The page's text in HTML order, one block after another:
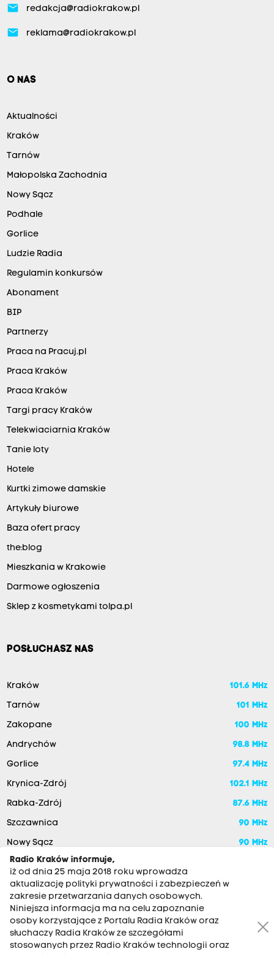
email redakcja@radiokrakow.pl
email reklama@radiokrakow.pl
O NAS
Aktualności
Kraków
Tarnów
Małopolska Zachodnia
Nowy Sącz
Podhale
Gorlice
Ludzie Radia
Regulamin konkursów
Abonament
BIP
Partnerzy
Praca na Pracuj.pl
Praca Kraków
Praca Kraków
Targi pracy Kraków
Telekwiaciarnia Kraków
Tanie loty
Hotele
Kurtki zimowe damskie
Artykuły biurowe
Baza ofert pracy
the:blog
Mieszkania w Krakowie
Darmowe ogłoszenia
Sklep z kosmetykami tolpa.pl
POSŁUCHASZ NAS
Kraków 101.6 MHz
Tarnów 101 MHz
Zakopane 100 MHz
Andrychów 98.8 MHz
Gorlice 97.4 MHz
Krynica-Zdrój 102.1 MHz
Rabka-Zdrój 87.6 MHz
Szczawnica 90 MHz
Nowy Sącz 90 MHz
Radio Kraków informuje,
iż od dnia 25 maja 2018 roku wprowadza
aktualizację polityki prywatności i zabezpieczeń w
zakresie przetwarzania danych osobowych.
Niniejsza informacja ma na celu zapoznanie
osoby korzystające z Portalu Radia Kraków oraz
słuchaczy Radia Kraków ze szczegółami
stosowanych przez Radio Kraków technologii oraz